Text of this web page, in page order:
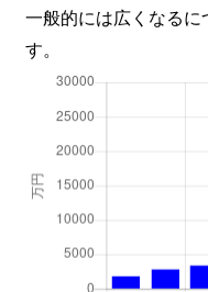
一般的には広くなる
す。